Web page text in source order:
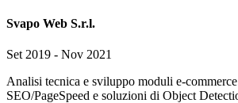
Svapo Web S.r.l.
Set 2019 - Nov 2021
Analisi tecnica e sviluppo moduli e-
SEO/PageSpeed e soluzioni di Object